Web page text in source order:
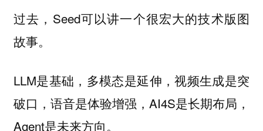
过去，Seed可以讲一个很宏大的技术版图
故事。
LLM是基础，多模态是延伸，视频生成是突
破口，语音是体验增强，AI4S是长期布局，
Agent是未来方向。